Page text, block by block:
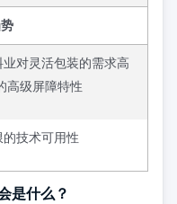
对灵活包装的需求高
高级屏障特性
技术可用性
是什么？